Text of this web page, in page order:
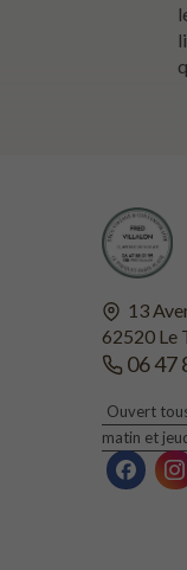
13
62520 Le
06 47
Ouvert
matin et